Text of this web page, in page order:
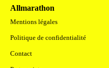
Allmarathon
Mentions légales
Politique de confidentialité
Contact